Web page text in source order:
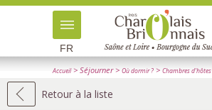
FR
Accueil> Séjourner> Où dormir ? > Chambres d'hôtes
Retour à la liste